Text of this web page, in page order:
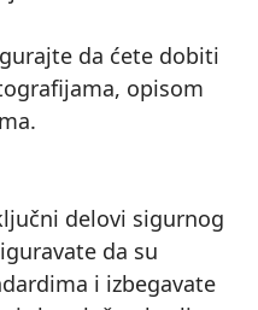
da ćete dobiti
opisom
delovi sigurnog
da su
i izbegavate